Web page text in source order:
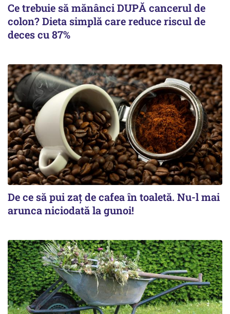
Ce trebuie să mănânci DUPĂ cancerul de
colon? Dieta simplă care reduce riscul de
deces cu 87%
De ce să pui zaț de cafea în toaletă. Nu-l mai
arunca niciodată la gunoi!